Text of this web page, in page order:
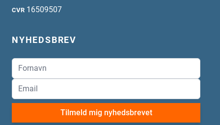
CVR 16509507
NYHEDSBREV
Tilmeld mig nyhedsbrevet